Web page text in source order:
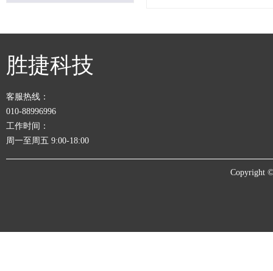
胜捷科技
客服热线：
010-88996996
工作时间：
周一至周五 9:00-18:00
Copyright